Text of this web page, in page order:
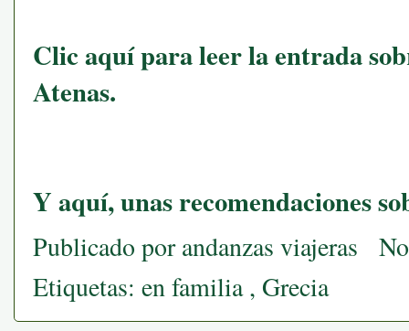
Clic aquí para leer la entrada
Atenas.
Y aquí, unas recomendaciones
Publicado porandanzas viajeras
Etiquetas: en familia, Grecia